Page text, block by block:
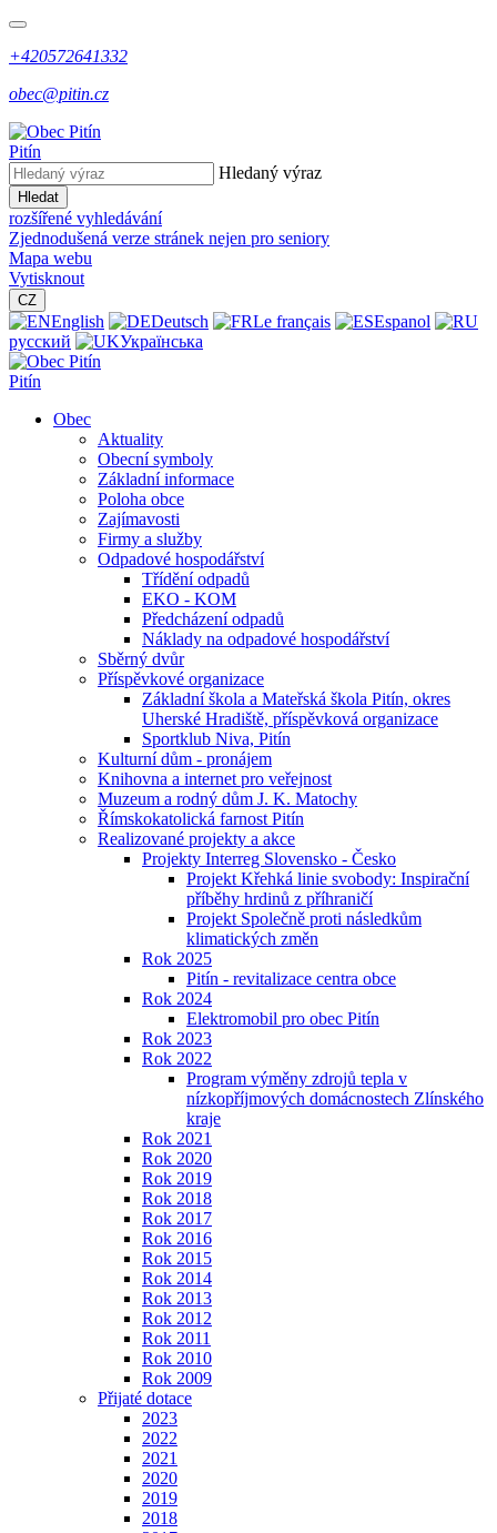
+420572641332
obec@pitin.cz
Pitín
Hledaný výraz
Hledat
rozšířené vyhledávání
Zjednodušená verze stránek nejen pro seniory
Mapa webu
Vytisknout
CZ
English Deutsch Le français
Espanol
русский
Українська
Pitín
Obec
Aktuality
Obecní symboly
Základní informace
Poloha obce
Zajímavosti
Firmy a služby
Odpadové hospodářství
Třídění odpadů
EKO - KOM
Předcházení odpadů
Náklady na odpadové hospodářství
Sběrný dvůr
Příspěvkové organizace
Základní škola a Mateřská škola Pitín, okres
Uherské Hradiště, příspěvková organizace
Sportklub Niva, Pitín
Kulturní dům - pronájem
Knihovna a internet pro veřejnost
Muzeum a rodný dům J. K. Matochy
Římskokatolická farnost Pitín
Realizované projekty a akce
Projekty Interreg Slovensko - Česko
Projekt Křehká linie svobody: Inspirační
příběhy hrdinů z příhraničí
Projekt Společně proti následkům
klimatických změn
Rok 2025
Pitín - revitalizace centra obce
Rok 2024
Elektromobil pro obec Pitín
Rok 2023
Rok 2022
Program výměny zdrojů tepla v
nízkopříjmových domácnostech Zlínského
kraje
Rok 2021
Rok 2020
Rok 2019
Rok 2018
Rok 2017
Rok 2016
Rok 2015
Rok 2014
Rok 2013
Rok 2012
Rok 2011
Rok 2010
Rok 2009
Přijaté dotace
2023
2022
2021
2020
2019
2018